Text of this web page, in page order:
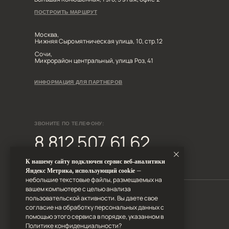
8 812 507 61 62
Дизайн-студия IAMDES © 2016-2025
К нашему сайту подключен сервис веб-аналитики
Яндекс Метрика, использующий cookie —
небольшие текстовые файлы, размещаемых на
вашем компьютере с целью анализа
пользовательской активности. Вы даете свое
согласие на обработку персональных данных с
помощью этого сервиса в порядке, указанном в
Политике конфиденциальности?